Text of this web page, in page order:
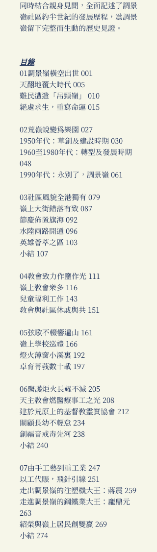
同時結合親身見聞，全面記述了調景
嶺社區約半世紀的發展歷程，為調景
嶺留下完整而生動的歷史見證。
目錄
01調景嶺橫空出世 001
天翻地覆大時代 005
難民遭遣「吊頸嶺」 010
絕處求生，重寫命運 015
02荒嶺蛻變為樂園 027
1950年代：草創及建設時期 030
1960至1980年代：轉型及發展時期
048
1990年代：永別了，調景嶺 061
03社區風貌全港獨有 079
嶺上大街錯落有致 087
節慶佈置旗海 092
水陸兩路開通 096
英雄薈萃之區 103
小結 107
04教會致力作鹽作光 111
嶺上教會眾多 116
兒童福利工作 143
教會與社區休戚與共 151
05弦歌不輟響遍山 161
嶺上學校巡禮 166
燈火薄窗小溪裏 192
卓育菁莪數十載 197
06醫護炬火長耀不滅 205
天主教會燃醫療事工之光 208
建於荒原上的基督教靈實協會 212
關顧長幼不輕怠 234
創福音戒毒先河 238
小結 240
07由手工藝到重工業 247
以工代賑，飛針引線 251
走出調景嶺的注塑機大王：蔣震 259
走進調景嶺的鋼鐵業大王：龐鼎元
263
紹榮與嶺上居民創雙贏 269
小結 274